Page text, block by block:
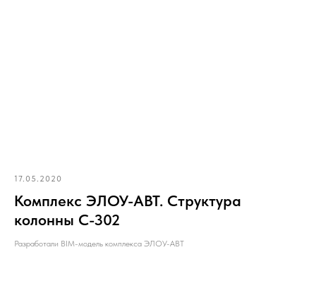
17.05.2020
Комплекс ЭЛОУ-АВТ. Структура
колонны С-302
Разработали BIM-модель комплекса ЭЛОУ-АВТ